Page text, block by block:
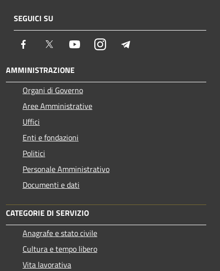
SEGUICI SU
Facebook Twitter YoutubeInstagram
AMMINISTRAZIONE
Organi di Governo
Aree Amministrative
Uffici
Enti e fondazioni
Politici
Personale Amministrativo
Documenti e dati
CATEGORIE DI SERVIZIO
Anagrafe e stato civile
Cultura e tempo libero
Vita lavorativa